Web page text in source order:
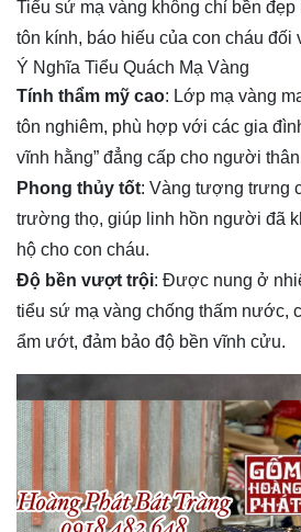
Tiểu sứ mạ vàng không chỉ bền
tôn kính, báo hiếu của con cháu đối
Ý Nghĩa Tiểu Quách Mạ Vàng
Tính thẩm mỹ cao: Lớp mạ vàng
tôn nghiêm, phù hợp với các gia
vĩnh hằng” đẳng cấp cho người
Phong thủy tốt: Vàng tượng trưng
trường thọ, giúp linh hồn người đã
hộ cho con cháu.
Độ bền vượt trội: Được nung ở
tiểu sứ mạ vàng chống thấm nước,
ẩm ướt, đảm bảo độ bền vĩnh cửu.